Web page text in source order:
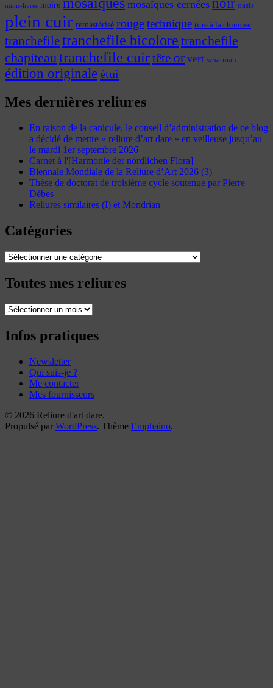
minis-livres moire mosaïques mosaïques cernées noir oasis
plein cuir remastérisé rougetechnique titre à la chinoise
tranchefiletranchefile bicolore tranchefile
chapiteautranchefile cuirtête or vert whatman
édition originaleétui
Mes dernières reliures
En raison de la canicule, le conseil d’administration de ce blog
a décidé de mettre « reliure d’art dare » en veilleuse jusqu’au
le mardi 1er septembre 2026
Carnet à l'[Harmonie der nördlichen Flora]
Biennale Mondiale de la Reliure d’Art 2026 (3)
Thèse de doctorat de troisième cycle soutenue par Pierre
Dèbes
Reliures similaires (I) et Mondrian
Catégories
Catégories
Toutes mes reliures
Toutes
reliures
Infos pratiques
Newsletter
Qui suis-je ?
Me contacter
Mes fournisseurs
© 2026 Reliure d'art dare.
Propulsé par WordPress. Thème Emphaino.